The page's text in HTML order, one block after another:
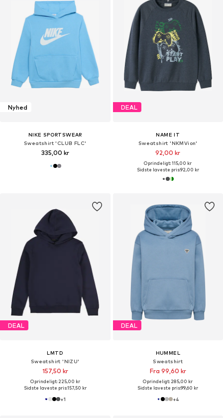
Nyhed
NIKE SPORTSWEAR
Sweatshirt 'CLUB FLC'
335,00 kr
DEAL
NAME IT
Sweatshirt 'NKMVion'
92,00 kr
Oprindeligt: 115,00 kr
Sidste laveste pris:92,00 kr
DEAL
LMTD
Sweatshirt 'NIZU'
157,50 kr
Oprindeligt: 225,00 kr
Sidste laveste pris:157,50 kr
+1
DEAL
HUMMEL
Sweatshirt
Fra 99,60 kr
Oprindeligt: 285,00 kr
Sidste laveste pris:99,60 kr
+4